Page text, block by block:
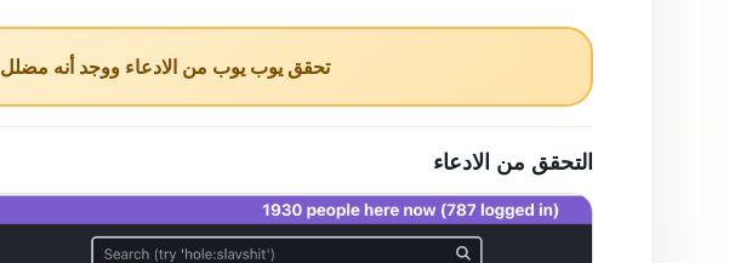
تحقق يوب يوب من الادعاء ووجد أنه مضلل
التحقق من الادعاء